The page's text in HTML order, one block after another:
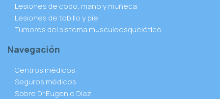
Lesiones de codo, mano y muñeca
Lesiones de tobillo y pie
Tumores del sistema musculoesquelético
Navegación
Centros médicos
Seguros médicos
Sobre Dr.Eugenio Díaz